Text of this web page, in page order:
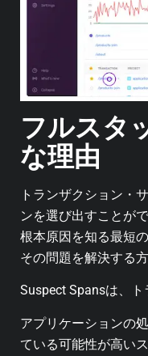
フルスタ
な理由
トランザクション・
ンを選び出すことがで
根本原因を知る最短
その問題を解決する
Suspect Spansは、ト
アプリケーションの
ている可能性が高い